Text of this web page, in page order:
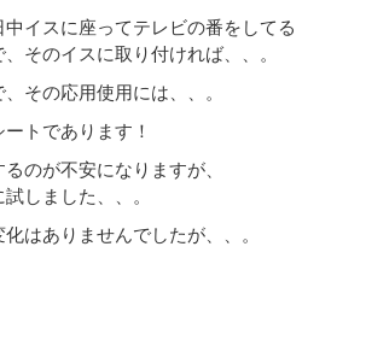
イスに座ってテレビの番をしてる
そのイスに取り付ければ、、。
その応用使用には、、。
トであります！
のが不安になりますが、
しました、、。
はありませんでしたが、、。